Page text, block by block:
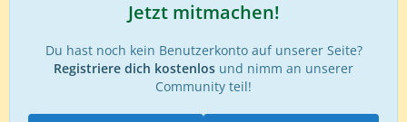
Jetzt mitmachen!
Du hast noch kein Benutzerkonto auf unserer Seite?
Registriere dich kostenlos und nimm an unserer
Community teil!